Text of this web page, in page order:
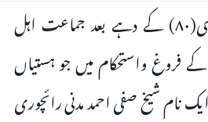
جنوبی ہندوستان میں اسی(۸۰) کے دہے بعد جماعت اہل
واستحکام میں جو ہستیاں
نام شیخ صفی احمد مدنی رائچوری